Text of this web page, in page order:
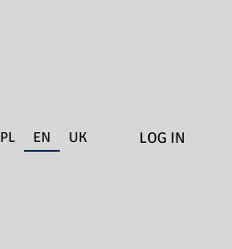
PL EN UK LOG IN